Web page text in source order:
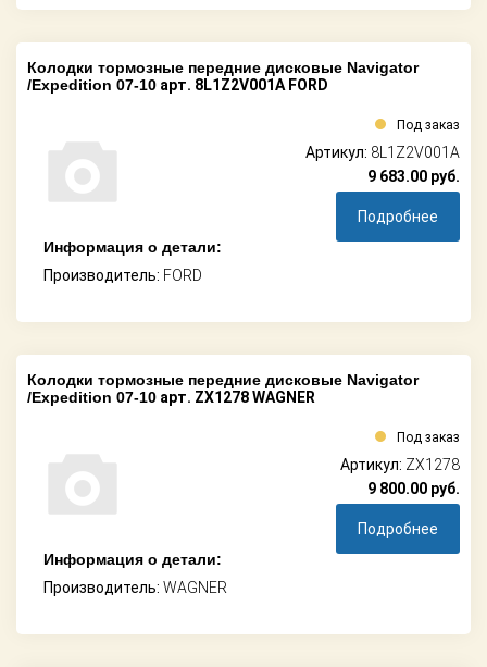
Колодки тормозные передние дисковые Navigator
/Expedition 07-10 арт. 8L1Z2V001A FORD
Информация о детали:
Производитель: FORD
Под заказ
Артикул: 8L1Z2V001A
9 683.00 руб.
Подробнее
Колодки тормозные передние дисковые Navigator
/Expedition 07-10 арт. ZX1278 WAGNER
Информация о детали:
Производитель: WAGNER
Под заказ
Артикул: ZX1278
9 800.00 руб.
Подробнее